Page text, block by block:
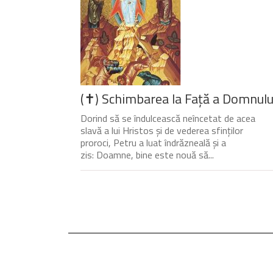
(✝) Schimbarea la Față a
Dorind să se îndulcească neîncetat de acea
slavă a lui Hristos și de vederea sfinților
proroci, Petru a luat îndrăzneală și a
zis: Doamne, bine este nouă să...